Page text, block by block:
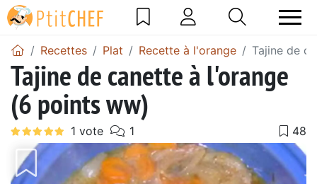
Recettes Plat Recette à l'orange Tajine de
Tajine de canette à l'orange
(6 points ww)